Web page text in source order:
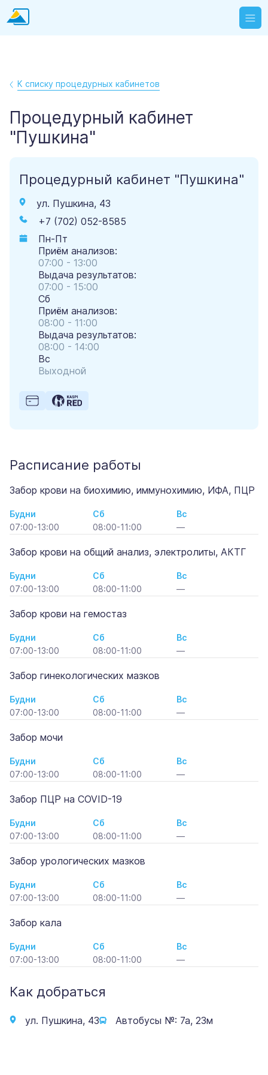
К списку процедурных кабинетов
Процедурный кабинет
"Пушкина"
Процедурный кабинет "Пушкина"
ул. Пушкина, 43
+7 (702) 052-8585
Пн-Пт
Приём анализов:
07:00 - 13:00
Выдача результатов:
07:00 - 15:00
Сб
Приём анализов:
08:00 - 11:00
Выдача результатов:
08:00 - 14:00
Вс
Выходной
Расписание работы
Забор крови на биохимию, иммунохимию, ИФА, ПЦР
Будни
07:00-13:00
Сб
08:00-11:00
Вс
—
Забор крови на общий анализ, электролиты, АКТГ
Будни
07:00-13:00
Сб
08:00-11:00
Вс
—
Забор крови на гемостаз
Будни
07:00-13:00
Сб
08:00-11:00
Вс
—
Забор гинекологических мазков
Будни
07:00-13:00
Сб
08:00-11:00
Вс
—
Забор мочи
Будни
07:00-13:00
Сб
08:00-11:00
Вс
—
Забор ПЦР на COVID-19
Будни
07:00-13:00
Сб
08:00-11:00
Вс
—
Забор урологических мазков
Будни
07:00-13:00
Сб
08:00-11:00
Вс
—
Забор кала
Будни
07:00-13:00
Сб
08:00-11:00
Вс
—
Как добраться
ул. Пушкина, 43 Автобусы №: 7а, 23м